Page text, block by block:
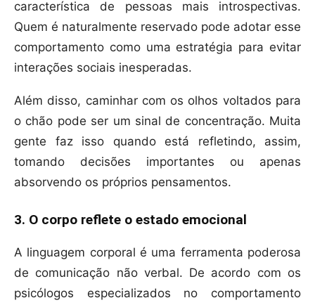
característica de pessoas mais introspectivas.
Quem é naturalmente reservado pode adotar esse
comportamento como uma estratégia para evitar
interações sociais inesperadas.
Além disso, caminhar com os olhos voltados para
o chão pode ser um sinal de concentração. Muita
gente faz isso quando está refletindo, assim,
tomando decisões importantes ou apenas
absorvendo os próprios pensamentos.
3. O corpo reflete o estado emocional
A linguagem corporal é uma ferramenta poderosa
de comunicação não verbal. De acordo com os
psicólogos especializados no comportamento